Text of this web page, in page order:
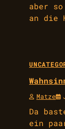
aber so
an die
Matze
Da
ein